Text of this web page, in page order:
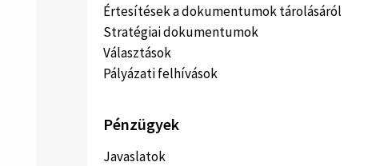
Értesítések a dokumentumok tárolásáról
Stratégiai dokumentumok
Választások
Pályázati felhívások
Pénzügyek
Javaslatok